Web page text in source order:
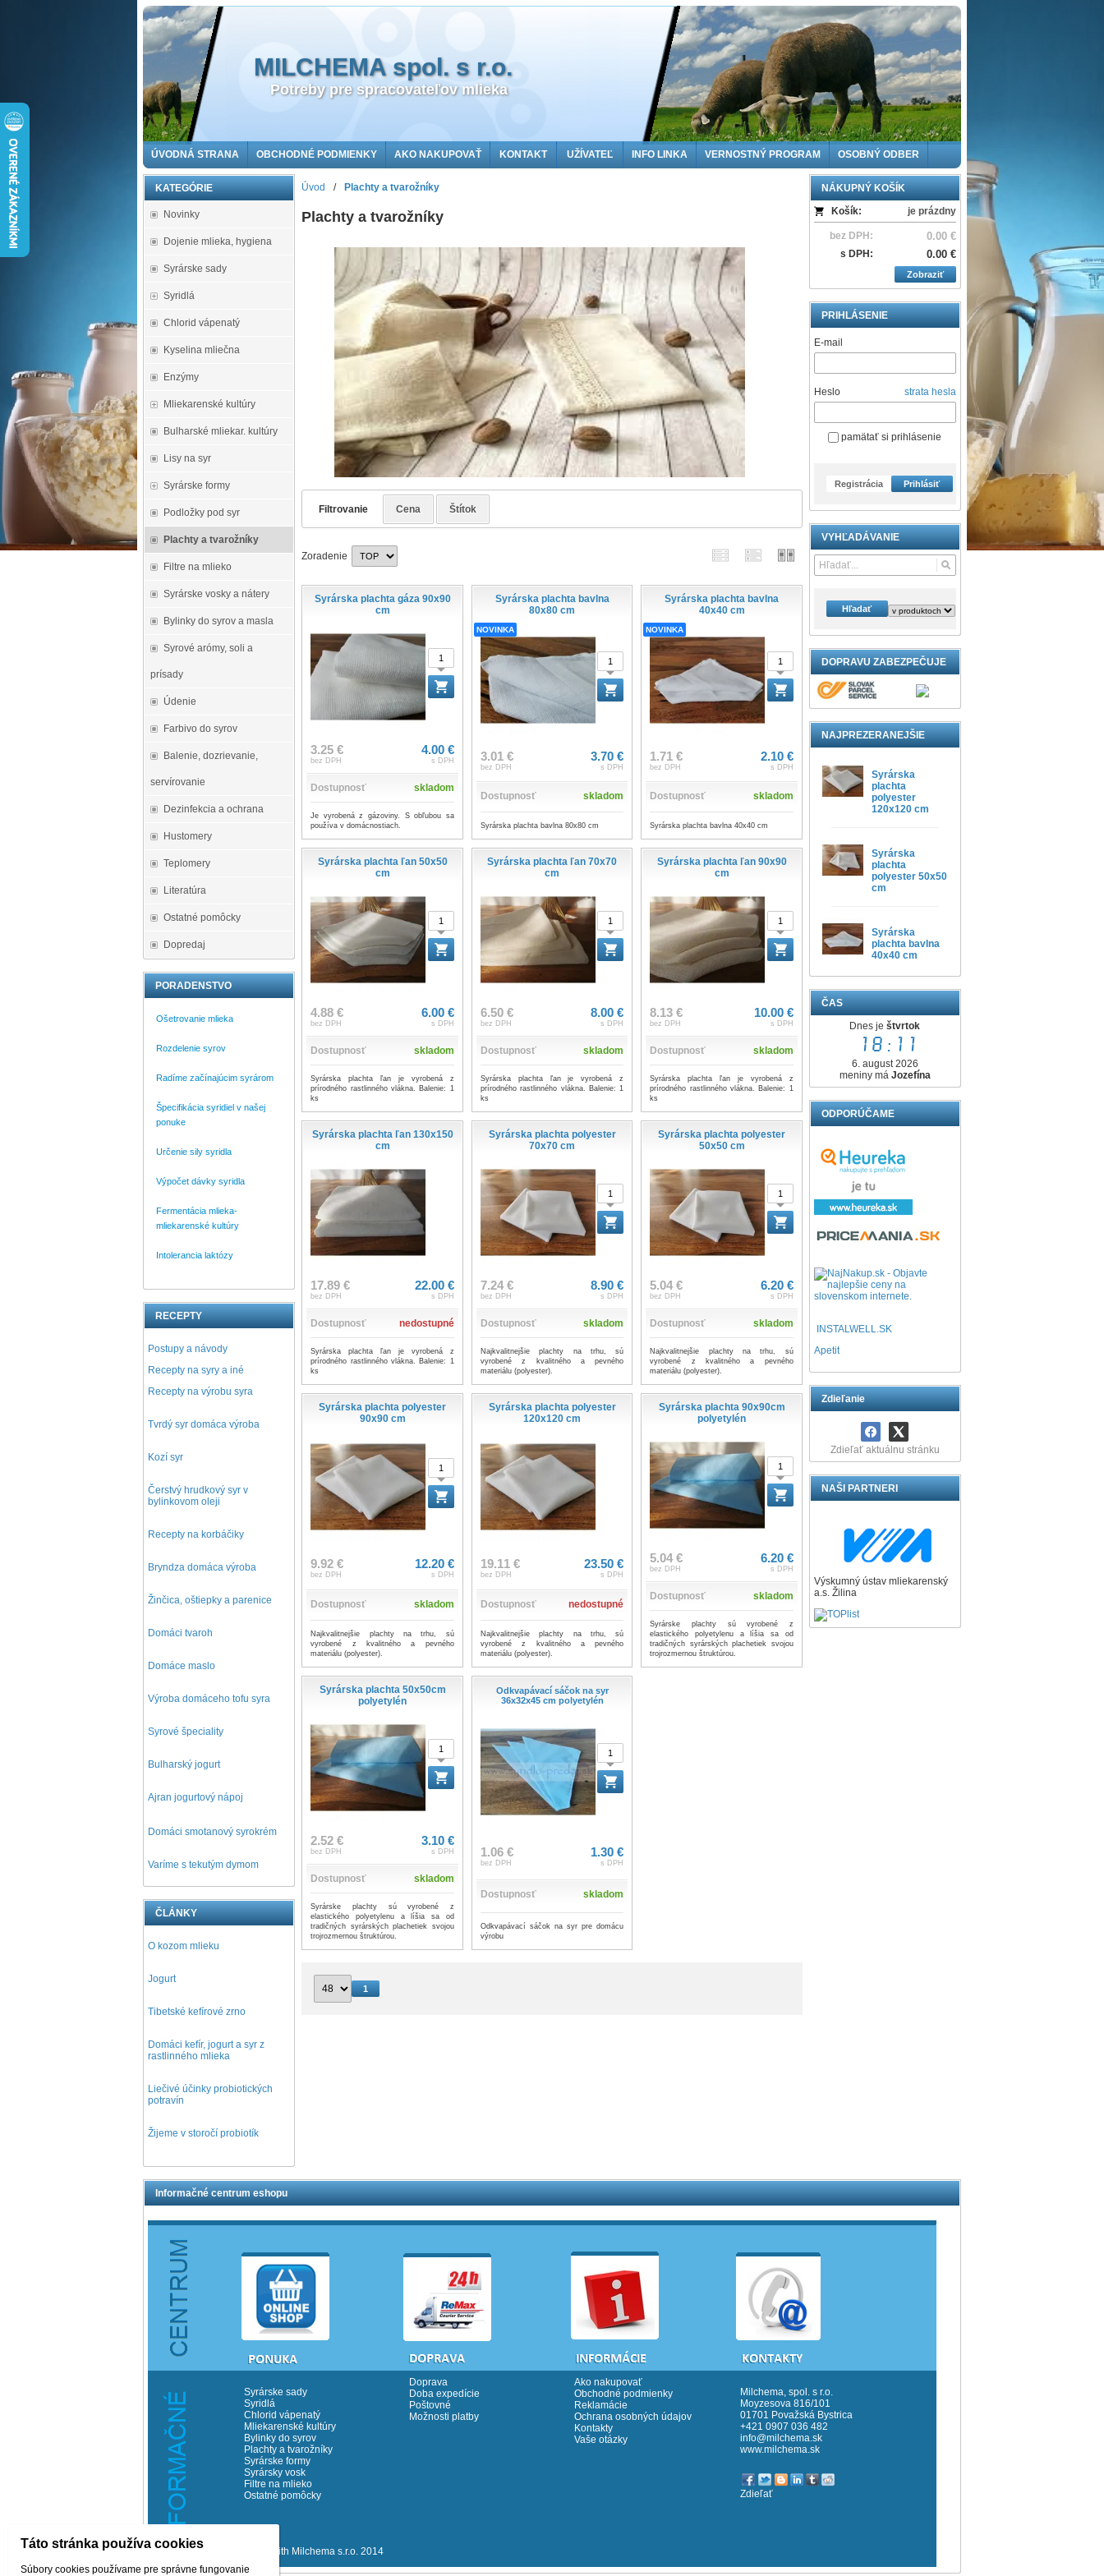
MILCHEMA spol. s r.o.
Potreby pre spracovateľov mlieka
ÚVODNÁ STRANA OBCHODNÉ PODMIENKY AKO NAKUPOVAŤ KONTAKT UŽÍVATEĽ INFO LINKA VERNOSTNÝ PROGRAM OSOBNÝ ODBER
KATEGÓRIE
Novinky
Dojenie mlieka, hygiena
Syrárske sady
Syridlá
Chlorid vápenatý
Kyselina mliečna
Enzýmy
Mliekarenské kultúry
Bulharské mliekar. kultúry
Lisy na syr
Syrárske formy
Podložky pod syr
Plachty a tvarožníky
Filtre na mlieko
Syrárske vosky a nátery
Bylinky do syrov a masla
Syrové arómy, soli a
prísady
Údenie
Farbivo do syrov
Balenie, dozrievanie,
servírovanie
Dezinfekcia a ochrana
Hustomery
Teplomery
Literatúra
Ostatné pomôcky
Dopredaj
PORADENSTVO
Ošetrovanie mlieka
Rozdelenie syrov
Radíme začínajúcim syrárom
Špecifikácia syridiel v našej
ponuke
Určenie sily syridla
Výpočet dávky syridla
Fermentácia mlieka-
mliekarenské kultúry
Intolerancia laktózy
RECEPTY
Postupy a návody
Recepty na syry a iné
Recepty na výrobu syra
Tvrdý syr domáca výroba
Kozí syr
Čerstvý hrudkový syr v
bylinkovom oleji
Recepty na korbáčiky
Bryndza domáca výroba
Žinčica, oštiepky a parenice
Domáci tvaroh
Domáce maslo
Výroba domáceho tofu syra
Syrové špeciality
Bulharský jogurt
Ajran jogurtový nápoj
Domáci smotanový syrokrém
Varíme s tekutým dymom
ČLÁNKY
O kozom mlieku
Jogurt
Tibetské kefírové zrno
Domáci kefír, jogurt a syr z
rastlinného mlieka
Liečivé účinky probiotických
potravín
Žijeme v storočí probiotík
NÁKUPNÝ KOŠÍK
Košík:
je prázdny
bez DPH: 0.00 €
s DPH: 0.00 €
Zobraziť
PRIHLÁSENIE
E-mail
Heslo strata hesla
pamätať si prihlásenie
Registrácia Prihlásiť
VYHĽADÁVANIE
Hľadať
DOPRAVU ZABEZPEČUJE
NAJPREZERANEJŠIE
Syrárska
plachta
polyester
120x120 cm
Syrárska
plachta
polyester 50x50
cm
Syrárska
plachta bavlna
40x40 cm
ČAS
Dnes ještvrtok
18:11
6. august 2026
meniny má Jozefína
ODPORÚČAME
INSTALWELL.SK
Apetit
Zdieľanie
Zdieľať aktuálnu stránku
NAŠI PARTNERI
Výskumný ústav mliekarenský
a.s. Žilina
Úvod / Plachty a tvarožníky
Plachty a tvarožníky
Filtrovanie Cena Štítok
Zoradenie
Syrárska plachta gáza 90x90
cm
3.25 €
bez DPH
4.00 €
s DPH
Dostupnosť skladom
Je vyrobená z gázoviny. S obľubou sa
používa v domácnostiach.
Syrárska plachta bavlna
80x80 cm
NOVINKA
3.01 €
bez DPH
3.70 €
s DPH
Dostupnosť skladom
Syrárska plachta bavlna 80x80 cm
Syrárska plachta bavlna
40x40 cm
NOVINKA
1.71 €
bez DPH
2.10 €
s DPH
Dostupnosť skladom
Syrárska plachta bavlna 40x40 cm
Syrárska plachta ľan 50x50
cm
4.88 €
bez DPH
6.00 €
s DPH
Dostupnosť skladom
Syrárska plachta ľan je vyrobená z
prírodného rastlinného vlákna. Balenie: 1
ks
Syrárska plachta ľan 70x70
cm
6.50 €
bez DPH
8.00 €
s DPH
Dostupnosť skladom
Syrárska plachta ľan je vyrobená z
prírodného rastlinného vlákna. Balenie: 1
ks
Syrárska plachta ľan 90x90
cm
8.13 €
bez DPH
10.00 €
s DPH
Dostupnosť skladom
Syrárska plachta ľan je vyrobená z
prírodného rastlinného vlákna. Balenie: 1
ks
Syrárska plachta ľan 130x150
cm
17.89 €
bez DPH
22.00 €
s DPH
Dostupnosť nedostupné
Syrárska plachta ľan je vyrobená z
prírodného rastlinného vlákna. Balenie: 1
ks
Syrárska plachta polyester
70x70 cm
7.24 €
bez DPH
8.90 €
s DPH
Dostupnosť skladom
Najkvalitnejšie plachty na trhu, sú
vyrobené z kvalitného a pevného
materiálu (polyester).
Syrárska plachta polyester
50x50 cm
5.04 €
bez DPH
6.20 €
s DPH
Dostupnosť skladom
Najkvalitnejšie plachty na trhu, sú
vyrobené z kvalitného a pevného
materiálu (polyester).
Syrárska plachta polyester
90x90 cm
9.92 €
bez DPH
12.20 €
s DPH
Dostupnosť skladom
Najkvalitnejšie plachty na trhu, sú
vyrobené z kvalitného a pevného
materiálu (polyester).
Syrárska plachta polyester
120x120 cm
19.11 €
bez DPH
23.50 €
s DPH
Dostupnosť nedostupné
Najkvalitnejšie plachty na trhu, sú
vyrobené z kvalitného a pevného
materiálu (polyester).
Syrárska plachta 90x90cm
polyetylén
5.04 €
bez DPH
6.20 €
s DPH
Dostupnosť skladom
Syrárske plachty sú vyrobené z
elastického polyetylenu a líšia sa od
tradičných syrárských plachetiek svojou
trojrozmernou štruktúrou.
Syrárska plachta 50x50cm
polyetylén
2.52 €
bez DPH
3.10 €
s DPH
Dostupnosť skladom
Syrárske plachty sú vyrobené z
elastického polyetylenu a líšia sa od
tradičných syrárských plachetiek svojou
trojrozmernou štruktúrou.
Odkvapávací sáčok na syr
36x32x45 cm polyetylén
1.06 €
bez DPH
1.30 €
s DPH
Dostupnosť skladom
Odkvapávací sáčok na syr pre domácu
výrobu
1
Informačné centrum eshopu
Syrárske sady
Syridlá
Chlorid vápenatý
Mliekarenské kultúry
Bylinky do syrov
Plachty a tvarožníky
Syrárske formy
Syrársky vosk
Filtre na mlieko
Ostatné pomôcky
©Copyrith Milchema s.r.o. 2014
Doprava
Doba expedície
Poštovné
Možnosti platby
Ako nakupovať
Obchodné podmienky
Reklamácie
Ochrana osobných údajov
Kontakty
Vaše otázky
Milchema, spol. s r.o.
Moyzesova 816/101
01701 Považská Bystrica
+421 0907 036 482
info@milchema.sk
www.milchema.sk
Zdieľať
Táto stránka používa cookies
Súbory cookies používame pre správne fungovanie